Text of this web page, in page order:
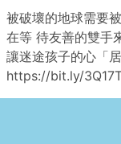
被破壞的地球需要
在等 待友善的雙手
讓迷途孩子的心「居
https://bit.ly/